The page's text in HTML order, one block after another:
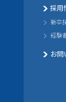
採用
新卒
経験
お